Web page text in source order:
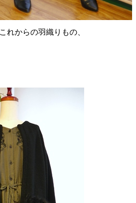
れからの羽織りもの、